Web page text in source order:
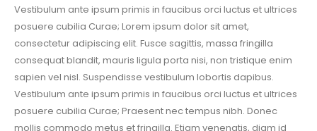
Vestibulum ante ipsum primis in faucibus orci luctus et ultrices
posuere cubilia Curae; Lorem ipsum dolor sit amet,
consectetur adipiscing elit. Fusce sagittis, massa fringilla
consequat blandit, mauris ligula porta nisi, non tristique enim
sapien vel nisl. Suspendisse vestibulum lobortis dapibus.
Vestibulum ante ipsum primis in faucibus orci luctus et ultrices
posuere cubilia Curae; Praesent nec tempus nibh. Donec
mollis commodo metus et fringilla. Etiam venenatis, diam id